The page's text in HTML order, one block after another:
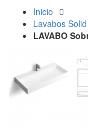
Inicio
Lavabos
LAVABO